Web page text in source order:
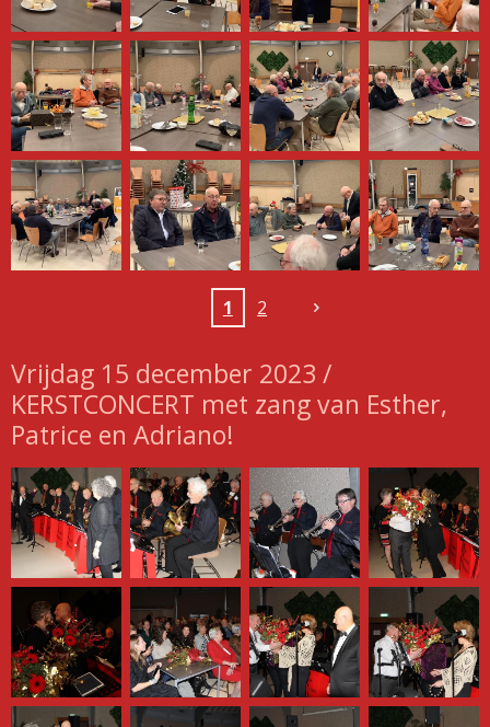
1 2
Vrijdag 15 december 2023 /
KERSTCONCERT met zang van Esther,
Patrice en Adriano!